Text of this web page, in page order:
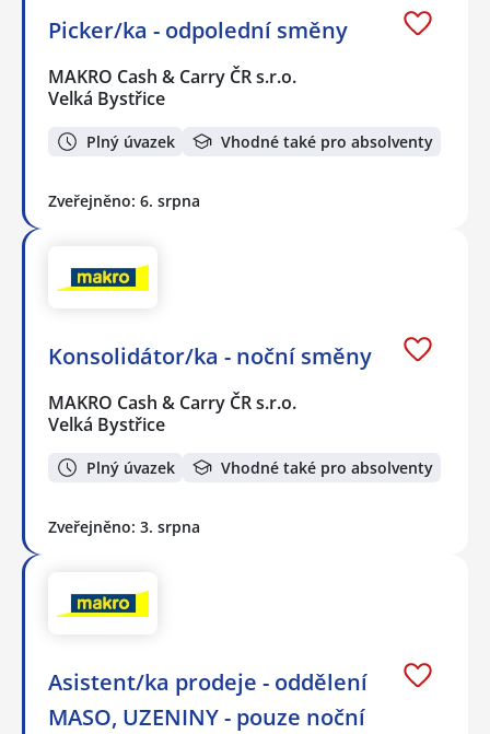
Picker/ka - odpolední směny
MAKRO Cash & Carry ČR s.r.o.
Velká Bystřice
Plný úvazek Vhodné také pro absolventy
Zveřejněno: 6. srpna
Konsolidátor/ka - noční směny
MAKRO Cash & Carry ČR s.r.o.
Velká Bystřice
Plný úvazek Vhodné také pro absolventy
Zveřejněno: 3. srpna
Asistent/ka prodeje - oddělení
MASO, UZENINY - pouze noční